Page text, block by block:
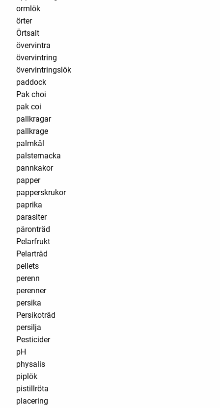
ormlök
örter
Örtsalt
övervintra
övervintring
övervintringslök
paddock
Pak choi
pak coi
pallkragar
pallkrage
palmkål
palsternacka
pannkakor
papper
papperskrukor
paprika
parasiter
päronträd
Pelarfrukt
Pelarträd
pellets
perenn
perenner
persika
Persikoträd
persilja
Pesticider
pH
physalis
piplök
pistillröta
placering